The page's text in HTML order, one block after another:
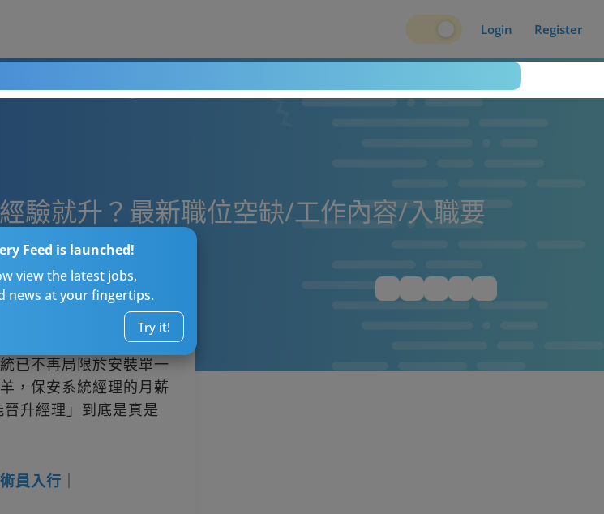
Login Register
Feed is launched!
view the latest jobs,
news at your fingertips.
Try it!
驗就升？最新職位空缺/工作內容/入職要
已不再局限於安裝單一
，保安系統經理的月薪
升經理」到底是真是
員入行